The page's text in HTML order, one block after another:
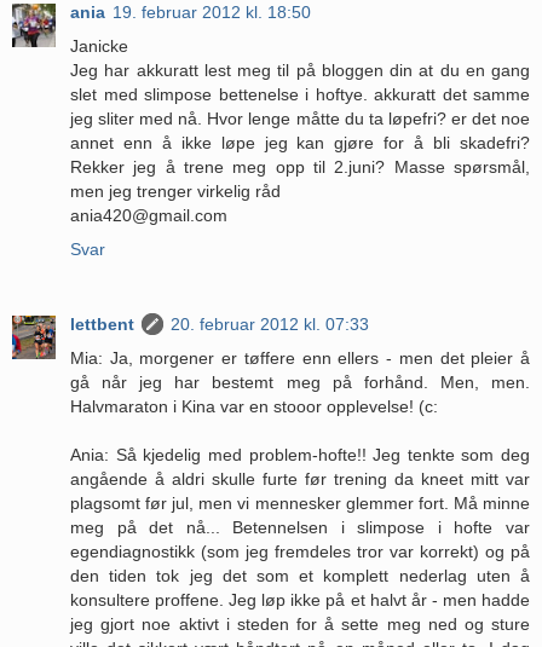
ania 19. februar 2012 kl. 18:50
Janicke
Jeg har akkuratt lest meg til på bloggen din at du en gang
slet med slimpose bettenelse i hoftye. akkuratt det samme
jeg sliter med nå. Hvor lenge måtte du ta løpefri? er det noe
annet enn å ikke løpe jeg kan gjøre for å bli skadefri?
Rekker jeg å trene meg opp til 2.juni? Masse spørsmål,
men jeg trenger virkelig råd
ania420@gmail.com
Svar
lettbent
20. februar 2012 kl. 07:33
Mia: Ja, morgener er tøffere enn ellers - men det pleier å
gå når jeg har bestemt meg på forhånd. Men, men.
Halvmaraton i Kina var en stooor opplevelse! (c:
Ania: Så kjedelig med problem-hofte!! Jeg tenkte som deg
angående å aldri skulle furte før trening da kneet mitt var
plagsomt før jul, men vi mennesker glemmer fort. Må minne
meg på det nå... Betennelsen i slimpose i hofte var
egendiagnostikk (som jeg fremdeles tror var korrekt) og på
den tiden tok jeg det som et komplett nederlag uten å
konsultere proffene. Jeg løp ikke på et halvt år - men hadde
jeg gjort noe aktivt i steden for å sette meg ned og sture